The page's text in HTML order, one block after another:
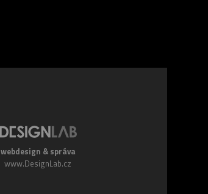
webdesign & správa
www.DesignLab.cz